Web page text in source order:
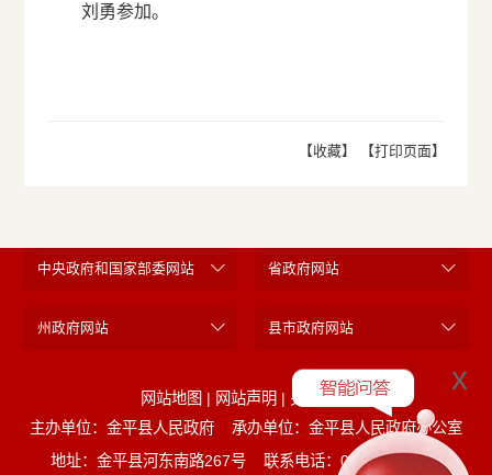
刘勇参加。
【收藏】 【打印页面】
中央政府和国家部委网站 省政府网站
州政府网站 县市政府网站
网站地图 | 网站声明 | 关于我们
主办单位：金平县人民政府
承办单位：金平县人民政府办公室
地址：金平县河东南路267号
联系电话：0873-5221452
x